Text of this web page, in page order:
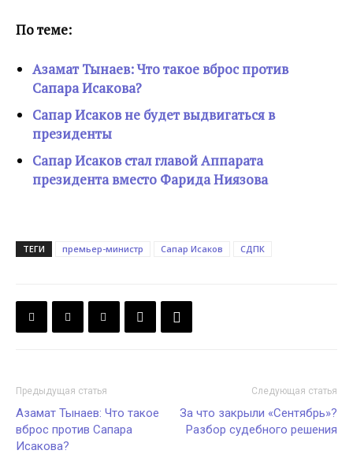
По теме:
Азамат Тынаев: Что такое вброс против
Сапара Исакова?
Сапар Исаков не будет выдвигаться в
президенты
Сапар Исаков стал главой Аппарата
президента вместо Фарида Ниязова
ТЕГИ премьер-министр Сапар Исаков СДПК
Предыдущая статья
Азамат Тынаев: Что такое
вброс против Сапара
Исакова?
Следующая статья
За что закрыли «Сентябрь»?
Разбор судебного решения